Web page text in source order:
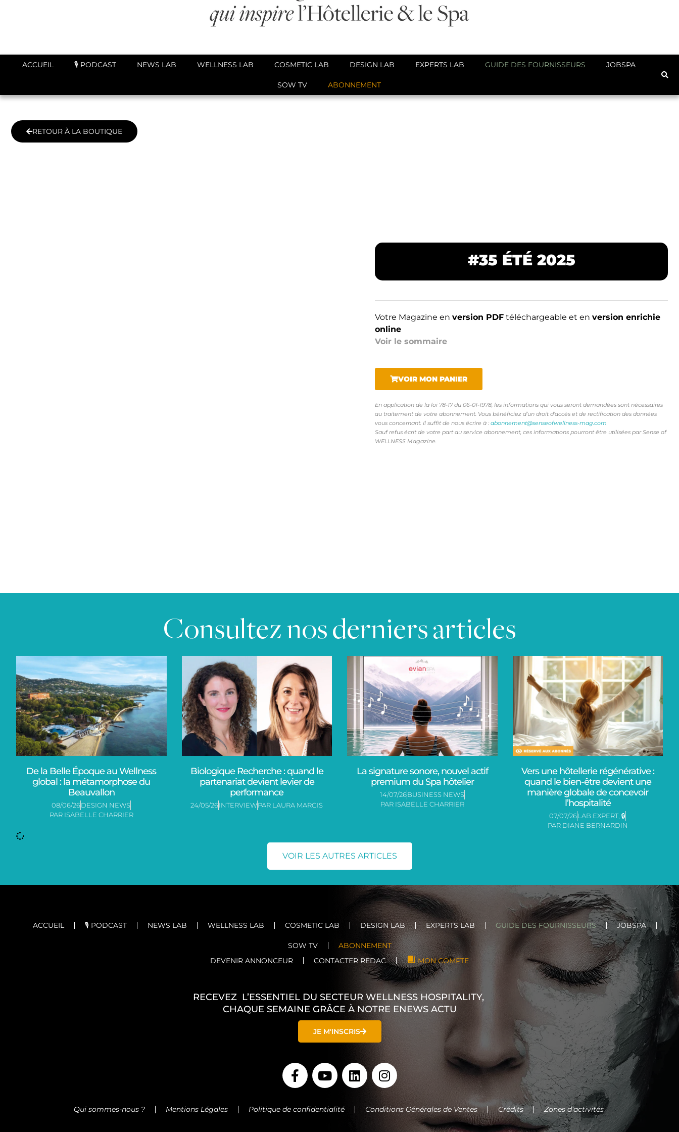
ACCUEIL 🎙️ PODCAST NEWS LAB WELLNESS LAB COSMETIC LAB DESIGN LAB EXPERTS LAB GUIDE DES FOURNISSEURS JOBSPA
SOW TV ABONNEMENT
RETOUR À LA BOUTIQUE
#35 ÉTÉ 2025
Votre Magazine en version PDF téléchargeable et en version enrichie
online
Voir le sommaire
VOIR MON PANIER
En application de la loi 78-17 du 06-01-1978, les informations qui vous seront demandées sont nécessaires
au traitement de votre abonnement. Vous bénéficiez d’un droit d’accès et de rectification des données
vous concernant. Il suffit de nous écrire à : abonnement@senseofwellness-mag.com
Sauf refus écrit de votre part au service abonnement, ces informations pourront être utilisées par Sense of
WELLNESS Magazine.
Consultez nos derniers articles
De la Belle Époque au Wellness
global : la métamorphose du
Beauvallon
08/06/26DESIGN NEWS
PAR ISABELLE CHARRIER
Biologique Recherche : quand le
partenariat devient levier de
performance
24/05/26INTERVIEWPAR LAURA MARGIS
La signature sonore, nouvel actif
premium du Spa hôtelier
14/07/26BUSINESS NEWS
PAR ISABELLE CHARRIER
Vers une hôtellerie régénérative :
quand le bien-être devient une
manière globale de concevoir
l’hospitalité
07/07/26LAB EXPERT,🔒
PAR DIANE BERNARDIN
VOIR LES AUTRES ARTICLES
ACCUEIL 🎙️ PODCAST NEWS LAB WELLNESS LAB COSMETIC LAB DESIGN LAB EXPERTS LAB GUIDE DES FOURNISSEURS JOBSPA
SOW TV
ABONNEMENT
DEVENIR ANNONCEUR
CONTACTER REDAC MON COMPTE
RECEVEZ L’ESSENTIEL DU SECTEUR WELLNESS HOSPITALITY,
CHAQUE SEMAINE GRÂCE À NOTRE ENEWS ACTU
JE M'INSCRIS
F
a
e
Y
o
t
L
i
k
I
n
s
t
Qui sommes-nous ? Mentions Légales Politique de confidentialité Conditions Générales de Ventes Crédits Zones d’activités